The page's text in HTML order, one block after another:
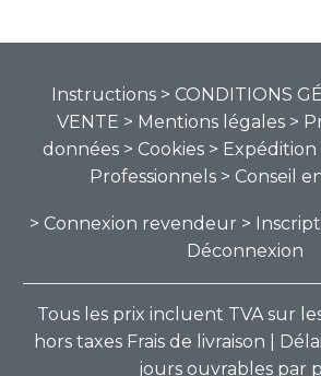
Instructions > CONDITIONS
VENTE > Mentions légales >
données > Cookies > Expédition
Professionnels > Conseil
> Connexion revendeur >
Déconnexion
Tous les prix incluent TVA sur
hors taxes Frais de livraison |
jours ouvrables par